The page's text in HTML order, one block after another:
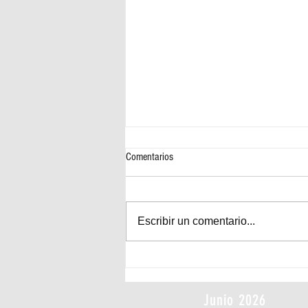
Día Mundial de las Abejas
Comentarios
Escribir un comentario...
Junio 2026